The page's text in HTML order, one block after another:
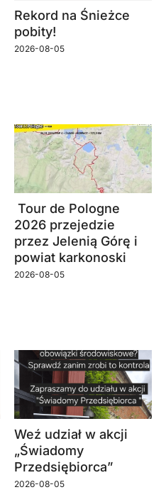
Rekord na Śnieżce
pobity!
2026-08-05
Tour de Pologne
2026 przejedzie
przez Jelenią Górę i
powiat karkonoski
2026-08-05
Weź udział w akcji
„Świadomy
Przedsiębiorca”
2026-08-05